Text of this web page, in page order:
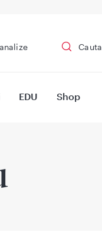
Cauta
EDU Shop